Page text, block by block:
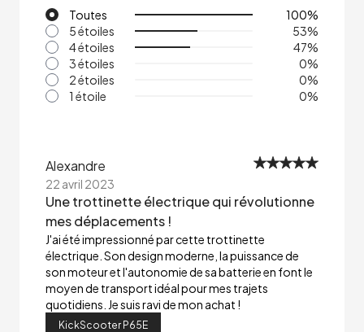
Toutes
100%
5 étoiles
53%
4 étoiles
47%
3 étoiles
0%
2 étoiles
0%
1 étoile
0%
Alexandre
22 avril 2023
Une trottinette électrique qui révolutionne
mes déplacements !
J'ai été impressionné par cette trottinette
électrique. Son design moderne, la puissance de
son moteur et l'autonomie de sa batterie en font le
moyen de transport idéal pour mes trajets
quotidiens. Je suis ravi de mon achat !
KickScooter P65E